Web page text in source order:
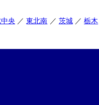
央 東北南 茨城 栃木